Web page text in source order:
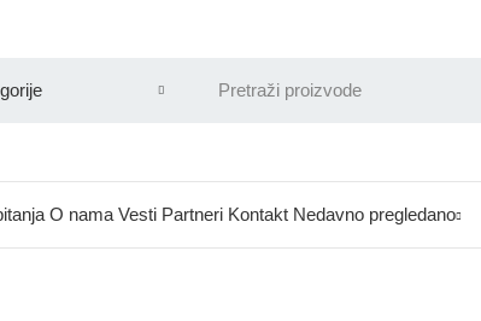
O nama Vesti Partneri Kontakt Nedavno pregledano